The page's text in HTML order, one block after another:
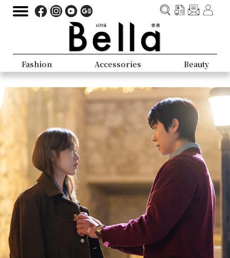
Fashion Accessories Beauty